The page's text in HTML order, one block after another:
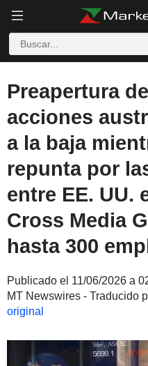
Preapertura
acciones
a la baja
repunta por
entre EE. UU.
Cross Media
hasta 300
Publicado el 11/06/2026 a
MT Newswires - Traducido
original